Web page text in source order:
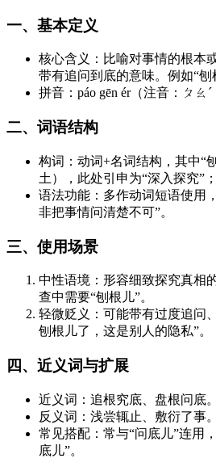
一、基本定义
核心含义：比喻对事情的根本
带有追问到底的意味。例如“刨
拼音：páo gēn ér（注音：ㄆㄠˊ
二、词语结构
构词：动词+名词结构，其中“
土），此处引申为“深入探究”
语法功能：多作动词短语使用
非把事情问清楚不可”。
三、使用场景
中性语境：形容细致探究真相
查中需要“刨根儿”。
轻微贬义：可能带有过度追问
刨根儿了，这是别人的隐私”。
四、近义词与扩展
近义词：追根究底、盘根问底。
反义词：浅尝辄止、敷衍了事。
常见搭配：常与“问底儿”连用
底儿”。